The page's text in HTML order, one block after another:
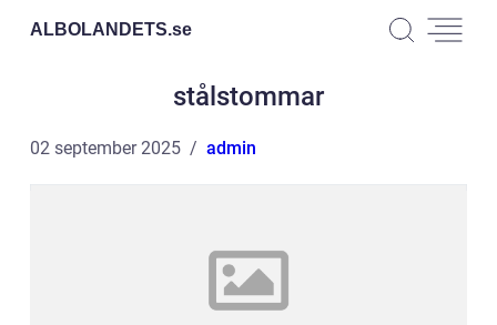
ALBOLANDETS.se
stålstommar
02 september 2025 admin